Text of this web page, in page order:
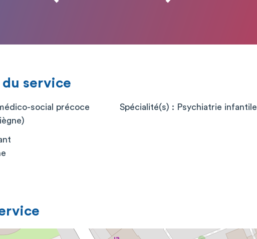
service
social précoce
Spécialité(s) : Psychiatrie infantile